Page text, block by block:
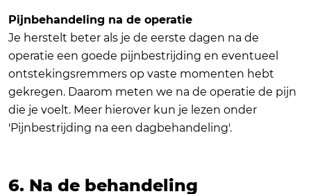
Pijnbehandeling na de operatie
Je herstelt beter als je de eerste dagen na de
operatie een goede pijnbestrijding en eventueel
ontstekingsremmers op vaste momenten hebt
gekregen. Daarom meten we na de operatie de pijn
die je voelt. Meer hierover kun je lezen onder
'Pijnbestrijding na een dagbehandeling'.
6. Na de behandeling